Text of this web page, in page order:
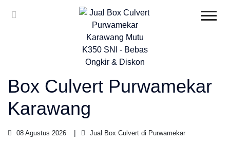
Box Culvert Purwamekar
Karawang
08 Agustus 2026 Jual Box Culvert di Purwamekar